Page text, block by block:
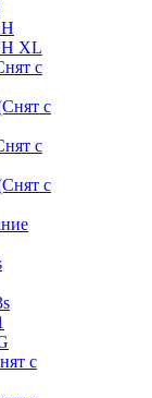
XL
с
с
с
с
с